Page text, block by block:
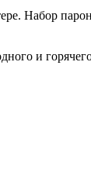
Набор
и